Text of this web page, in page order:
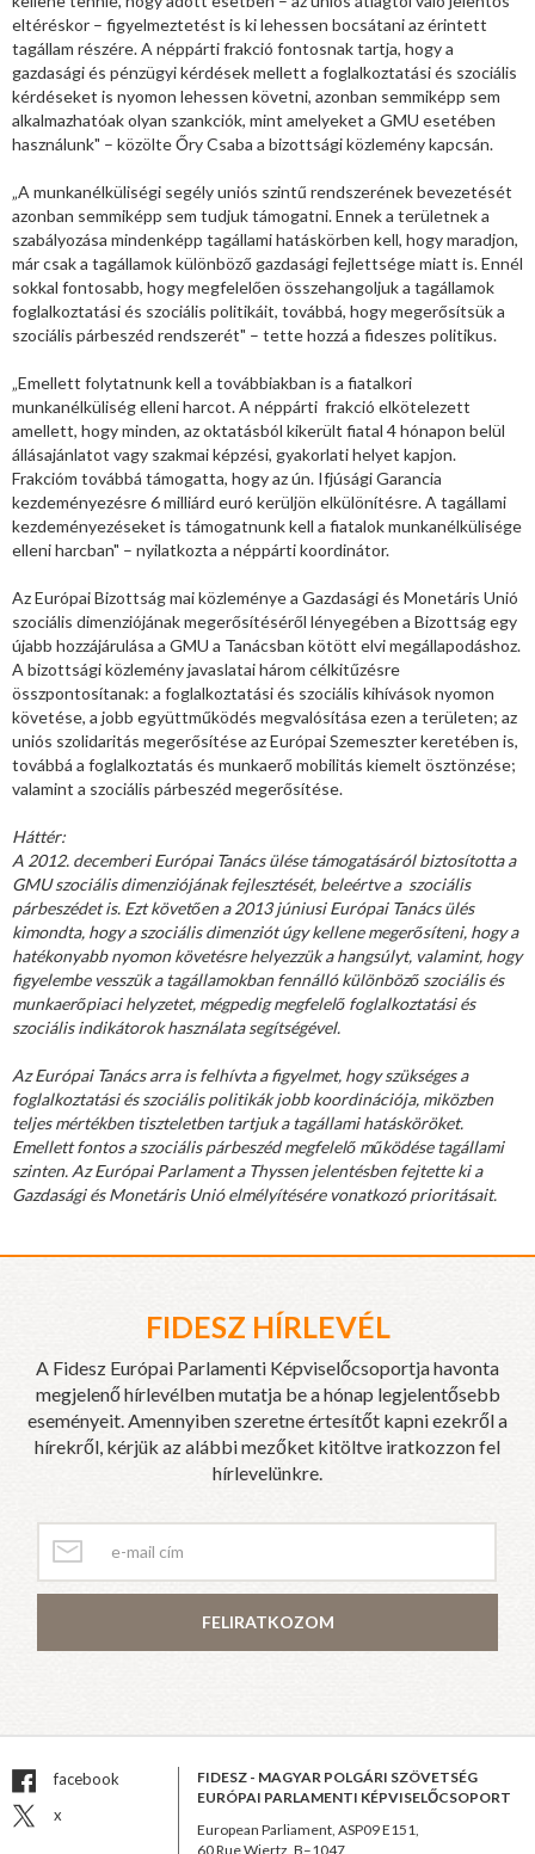
eltéréskor – figyelmeztetést is ki lehessen bocsátani az érintett
tagállam részére. A néppárti frakció fontosnak tartja, hogy a
gazdasági és pénzügyi kérdések mellett a foglalkoztatási és szociális
kérdéseket is nyomon lehessen követni, azonban semmiképp sem
alkalmazhatóak olyan szankciók, mint amelyeket a GMU esetében
használunk" – közölte Őry Csaba a bizottsági közlemény kapcsán.
„A munkanélküliségi segély uniós szintű rendszerének bevezetését
azonban semmiképp sem tudjuk támogatni. Ennek a területnek a
szabályozása mindenképp tagállami hatáskörben kell, hogy maradjon,
már csak a tagállamok különböző gazdasági fejlettsége miatt is. Ennél
sokkal fontosabb, hogy megfelelően összehangoljuk a tagállamok
foglalkoztatási és szociális politikáit, továbbá, hogy megerősítsük a
szociális párbeszéd rendszerét" – tette hozzá a fideszes politikus.
„Emellett folytatnunk kell a továbbiakban is a fiatalkori
munkanélküliség elleni harcot. A néppárti frakció elkötelezett
amellett, hogy minden, az oktatásból kikerült fiatal 4 hónapon belül
állásajánlatot vagy szakmai képzési, gyakorlati helyet kapjon.
Frakcióm továbbá támogatta, hogy az ún. Ifjúsági Garancia
kezdeményezésre 6 milliárd euró kerüljön elkülönítésre. A tagállami
kezdeményezéseket is támogatnunk kell a fiatalok munkanélkülisége
elleni harcban" – nyilatkozta a néppárti koordinátor.
Az Európai Bizottság mai közleménye a Gazdasági és Monetáris Unió
szociális dimenziójának megerősítéséről lényegében a Bizottság egy
újabb hozzájárulása a GMU a Tanácsban kötött elvi megállapodáshoz.
A bizottsági közlemény javaslatai három célkitűzésre
összpontosítanak: a foglalkoztatási és szociális kihívások nyomon
követése, a jobb együttműködés megvalósítása ezen a területen; az
uniós szolidaritás megerősítése az Európai Szemeszter keretében is,
továbbá a foglalkoztatás és munkaerő mobilitás kiemelt ösztönzése;
valamint a szociális párbeszéd megerősítése.
Háttér:
A 2012. decemberi Európai Tanács ülése támogatásáról biztosította a
GMU szociális dimenziójának fejlesztését, beleértve a szociális
párbeszédet is. Ezt követően a 2013 júniusi Európai Tanács ülés
kimondta, hogy a szociális dimenziót úgy kellene megerősíteni, hogy a
hatékonyabb nyomon követésre helyezzük a hangsúlyt, valamint, hogy
figyelembe vesszük a tagállamokban fennálló különböző szociális és
munkaerőpiaci helyzetet, mégpedig megfelelő foglalkoztatási és
szociális indikátorok használata segítségével.
Az Európai Tanács arra is felhívta a figyelmet, hogy szükséges a
foglalkoztatási és szociális politikák jobb koordinációja, miközben
teljes mértékben tiszteletben tartjuk a tagállami hatásköröket.
Emellett fontos a szociális párbeszéd megfelelő működése tagállami
szinten. Az Európai Parlament a Thyssen jelentésben fejtette ki a
Gazdasági és Monetáris Unió elmélyítésére vonatkozó prioritásait.
FIDESZ HÍRLEVÉL
A Fidesz Európai Parlamenti Képviselőcsoportja havonta
megjelenő hírlevélben mutatja be a hónap legjelentősebb
eseményeit. Amennyiben szeretne értesítőt kapni ezekről a
hírekről, kérjük az alábbi mezőket kitöltve iratkozzon fel
hírlevelünkre.
FELIRATKOZOM
facebook
x
FIDESZ - MAGYAR POLGÁRI SZÖVETSÉG
EURÓPAI PARLAMENTI KÉPVISELŐCSOPORT
European Parliament, ASP09 E151,
60 Rue Wiertz, B–1047